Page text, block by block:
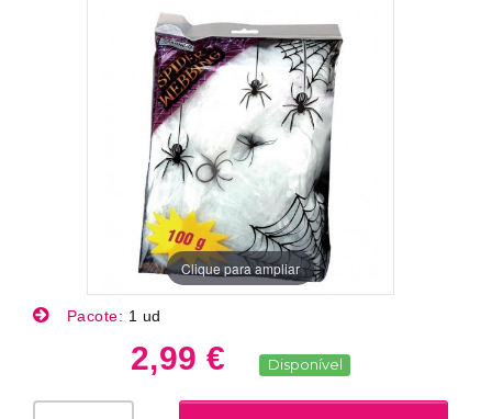
Clique para ampliar
Pacote: 1 ud
2,99 € Disponível